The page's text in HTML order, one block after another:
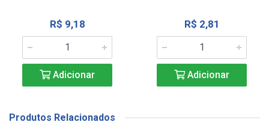
R$ 9,18
Adicionar
R$ 2,81
Adicionar
Produtos Relacionados